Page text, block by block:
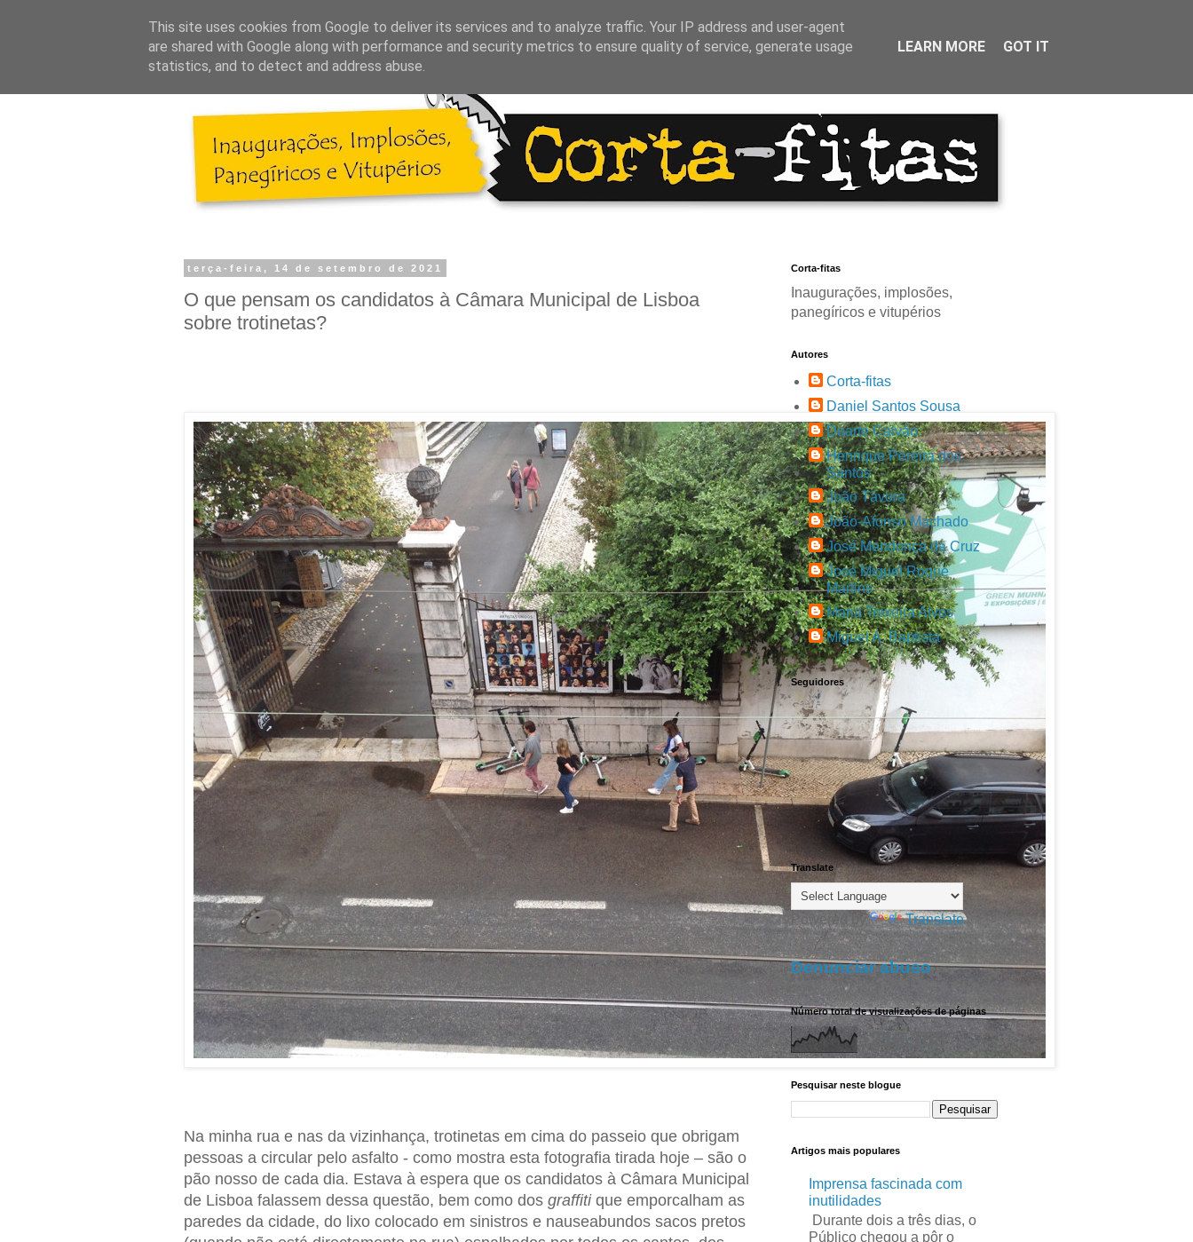
terça-feira, 14 de setembro de 2021
O que pensam os candidatos à Câmara Municipal de Lisboa
sobre trotinetas?
Na minha rua e nas da vizinhança, trotinetas em cima do passeio que obrigam
pessoas a circular pelo asfalto - como mostra esta fotografia tirada hoje – são o
pão nosso de cada dia. Estava à espera que os candidatos à Câmara Municipal
de Lisboa falassem dessa questão, bem como dos graffitique emporcalham as
paredes da cidade, do lixo colocado em sinistros e nauseabundos sacos pretos
Corta-fitas
Inaugurações, implosões,
panegíricos e vitupérios
Autores
Corta-fitas
Daniel Santos Sousa
Duarte Calvão
Henrique Pereira dos
Santos
João Távora
João-Afonso Machado
José Mendonça da Cruz
José Miguel Roque
Martins
Maria Teixeira Alves
Miguel A. Baptista
Seguidores
Translate
Powered by Translate
Denunciar abuso
Número total de visualizações de páginas
216,158
Pesquisar neste blogue
Artigos mais populares
Imprensa fascinada com
inutilidades
Durante dois a três dias, o
Público chegou a pôr o
This site uses cookies from Google to deliver its services and to analyze traffic. Your IP address and user-agent
are shared with Google along with performance and security metrics to ensure quality of service, generate usage
statistics, and to detect and address abuse.
LEARN MORE GOT IT